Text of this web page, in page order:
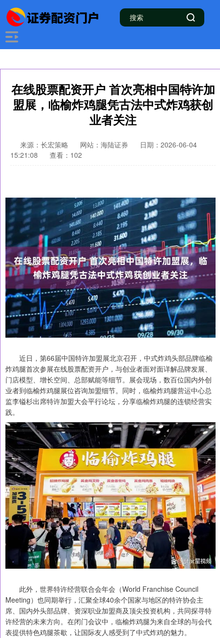
在线股票配资开户 首次亮相中国特许加
盟展，临榆炸鸡腿凭古法中式炸鸡获创
业者关注
来源：长宏策略 网站：海陆证券
日期：2026-06-04
15:21:08
查看：102
近日，第66届中国特许加盟展北京召开，中式炸鸡头部品牌临榆
炸鸡腿首次参展在线股票配资开户，与创业者面对面详解品牌发展、
门店模型、增长空间、总部赋能等细节。展会现场，数百位国内外创
业者到临榆炸鸡腿展位咨询加盟细节。同时，临榆炸鸡腿营运中心总
监李镒杉出席特许加盟大会平行论坛，分享临榆炸鸡腿的连锁经营实
践。
此外，世界特许经营联合会年会（World Franchise Council
Meeting）也同期举行，汇聚全球40余个国家与地区的特许协会主
席、国内外头部品牌、资深职业加盟商及顶尖投资机构，共同探寻特
许经营的未来方向。在闭门会议中，临榆炸鸡腿为来自全球的与会代
表提供特色鸡腿茶歇，让国际友人感受到了中式炸鸡的魅力。